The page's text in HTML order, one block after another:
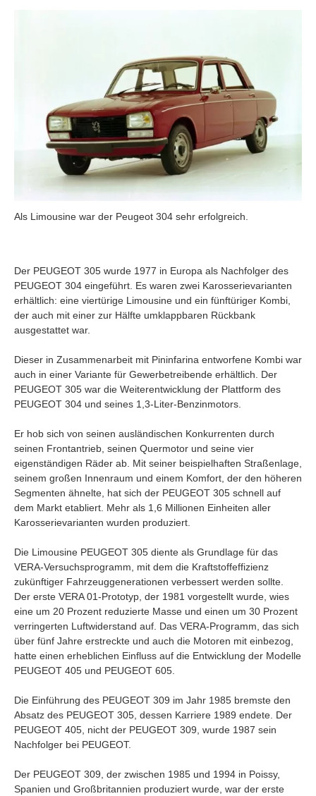
Als Limousine war der Peugeot 304 sehr erfolgreich.
Der PEUGEOT 305 wurde 1977 in Europa als Nachfolger des
PEUGEOT 304 eingeführt. Es waren zwei Karosserievarianten
erhältlich: eine viertürige Limousine und ein fünftüriger Kombi,
der auch mit einer zur Hälfte umklappbaren Rückbank
ausgestattet war.
Dieser in Zusammenarbeit mit Pininfarina entworfene Kombi war
auch in einer Variante für Gewerbetreibende erhältlich. Der
PEUGEOT 305 war die Weiterentwicklung der Plattform des
PEUGEOT 304 und seines 1,3-Liter-Benzinmotors.
Er hob sich von seinen ausländischen Konkurrenten durch
seinen Frontantrieb, seinen Quermotor und seine vier
eigenständigen Räder ab. Mit seiner beispielhaften Straßenlage,
seinem großen Innenraum und einem Komfort, der den höheren
Segmenten ähnelte, hat sich der PEUGEOT 305 schnell auf
dem Markt etabliert. Mehr als 1,6 Millionen Einheiten aller
Karosserievarianten wurden produziert.
Die Limousine PEUGEOT 305 diente als Grundlage für das
VERA-Versuchsprogramm, mit dem die Kraftstoffeffizienz
zukünftiger Fahrzeuggenerationen verbessert werden sollte.
Der erste VERA 01-Prototyp, der 1981 vorgestellt wurde, wies
eine um 20 Prozent reduzierte Masse und einen um 30 Prozent
verringerten Luftwiderstand auf. Das VERA-Programm, das sich
über fünf Jahre erstreckte und auch die Motoren mit einbezog,
hatte einen erheblichen Einfluss auf die Entwicklung der Modelle
PEUGEOT 405 und PEUGEOT 605.
Die Einführung des PEUGEOT 309 im Jahr 1985 bremste den
Absatz des PEUGEOT 305, dessen Karriere 1989 endete. Der
PEUGEOT 405, nicht der PEUGEOT 309, wurde 1987 sein
Nachfolger bei PEUGEOT.
Der PEUGEOT 309, der zwischen 1985 und 1994 in Poissy,
Spanien und Großbritannien produziert wurde, war der erste